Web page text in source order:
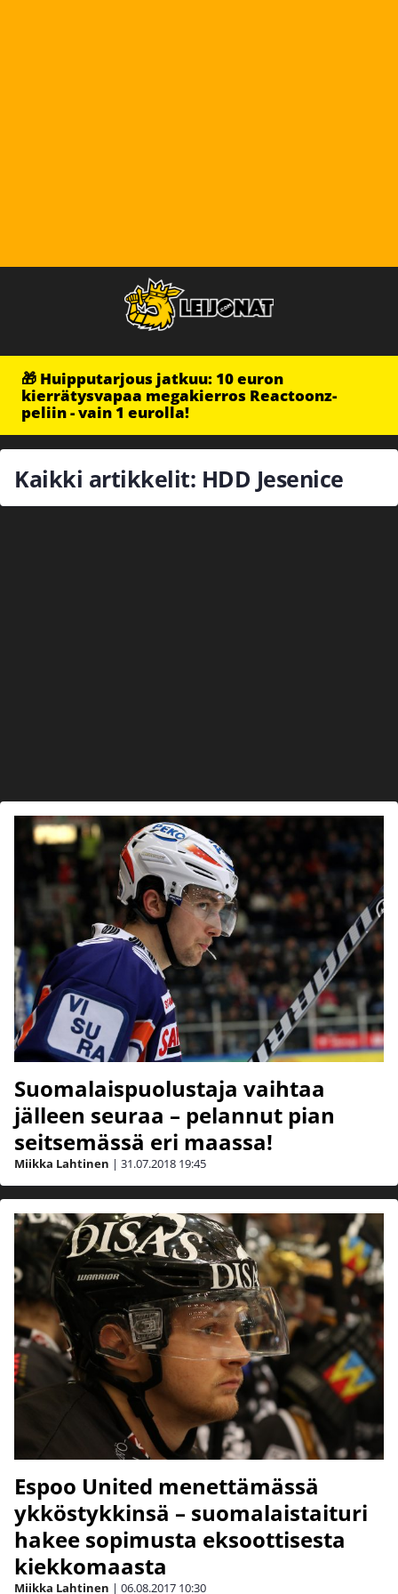
🎁 Huipputarjous jatkuu: 10 euron
kierrätysvapaa megakierros Reactoonz-
peliin - vain 1 eurolla!
Kaikki artikkelit: HDD Jesenice
Suomalaispuolustaja vaihtaa
jälleen seuraa – pelannut pian
seitsemässä eri maassa!
Miikka Lahtinen | 31.07.2018 19:45
Espoo United menettämässä
ykköstykkinsä – suomalaistaituri
hakee sopimusta eksoottisesta
kiekkomaasta
Miikka Lahtinen | 06.08.2017 10:30